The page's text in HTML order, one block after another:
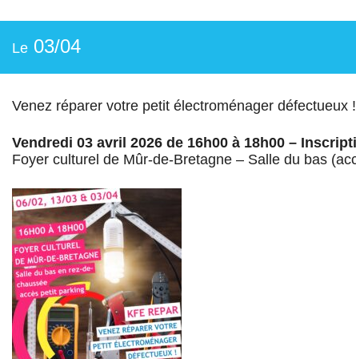
Le 03/04
Venez réparer votre petit électroménager défectueux !
Vendredi 03 avril 2026 de 16h00 à 18h00 –
Foyer culturel de Mûr-de-Bretagne – Salle du bas